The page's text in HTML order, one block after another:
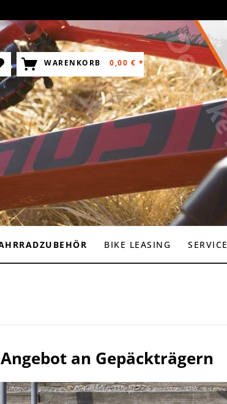
WARENKORB 0,00 € *
BIKE LEASING SERVICE
an Gepäckträgern